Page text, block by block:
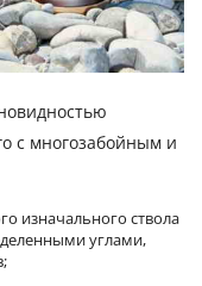
с многозабойным и
изначального ствола
углами,